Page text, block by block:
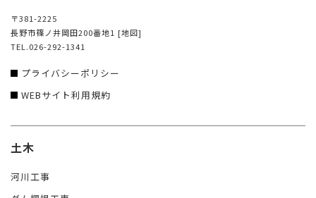
〒381-2225
長野市篠ノ井岡田200番地1 [地図]
TEL.026-292-1341
プライバシーポリシー
WEBサイト利用規約
土木
河川工事